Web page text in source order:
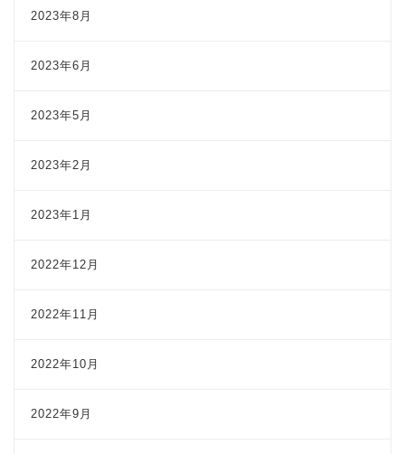
2023年8月
2023年6月
2023年5月
2023年2月
2023年1月
2022年12月
2022年11月
2022年10月
2022年9月